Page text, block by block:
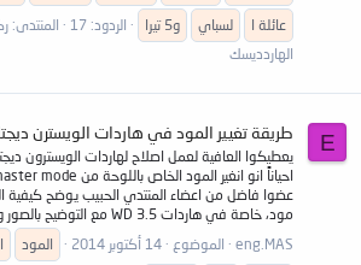
عائلة ا
لسباي و5 تيرا الردود: 17 المنتدى:
الهاردديسك
E طريقة تغيير المود في هاردات الويسترن
يعطيكوا العافية لعمل اصلاح لهاردات الويسترون
عضوا فاضل من اعضاء المنتدي الحبيب يوضح كيفية
مود، خاصة في هاردات WD 3.5 مع التوضيح بالصور وهاي اقتباس لحكي الشركة...
eng.MAS
الموضوع 14 أكتوبر 2014 المود